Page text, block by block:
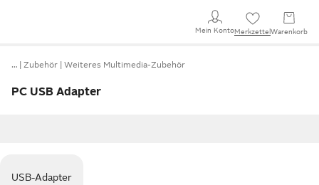
Mein KontoMerkzettel Warenkorb
… Zubehör Weiteres Multimedia-Zubehör
PC USB Adapter
USB-Adapter